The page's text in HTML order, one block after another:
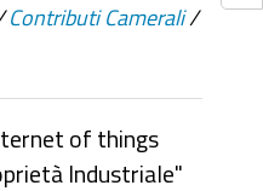
Contributi Camerali /
of things
Industriale"